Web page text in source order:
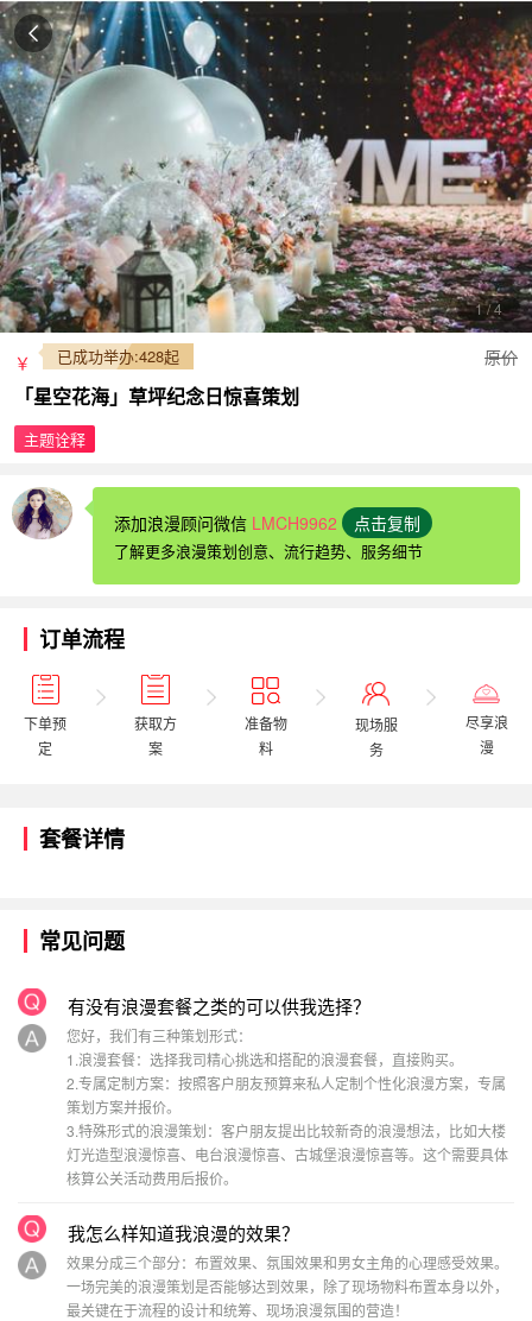
1/4
￥ 已成功举办:428起 原价
「星空花海」草坪纪念日惊喜策划
主题诠释
添加浪漫顾问微信 LMCH9962 点击复制
了解更多浪漫策划创意、流行趋势、服务细节
订单流程
下单预
定
获取方
案
准备物
料
现场服
务
尽享浪
漫
套餐详情
常见问题
有没有浪漫套餐之类的可以供我选择？
您好，我们有三种策划形式：
1.浪漫套餐：选择我司精心挑选和搭配的浪漫套餐，直接购买。
2.专属定制方案：按照客户朋友预算来私人定制个性化浪漫方案，专属
策划方案并报价。
3.特殊形式的浪漫策划：客户朋友提出比较新奇的浪漫想法，比如大楼
灯光造型浪漫惊喜、电台浪漫惊喜、古城堡浪漫惊喜等。这个需要具体
核算公关活动费用后报价。
我怎么样知道我浪漫的效果？
效果分成三个部分：布置效果、氛围效果和男女主角的心理感受效果。
一场完美的浪漫策划是否能够达到效果，除了现场物料布置本身以外，
最关键在于流程的设计和统筹、现场浪漫氛围的营造！